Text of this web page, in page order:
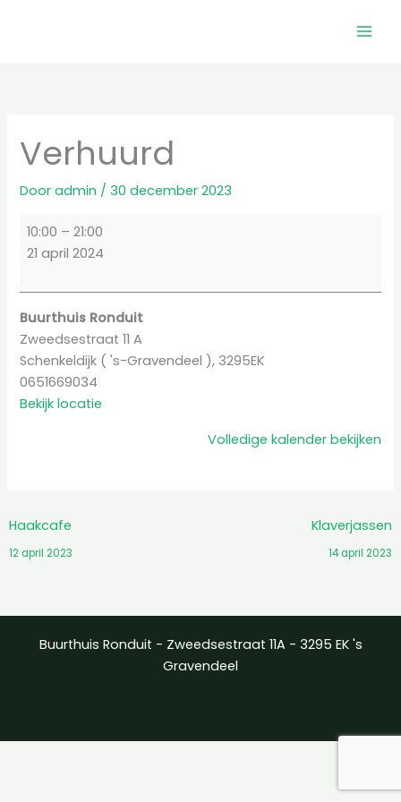
Verhuurd
Dooradmin / 30 december 2023
Verhuurd
10:00 –21:00
21 april 2024
Buurthuis Ronduit
Zweedsestraat 11 A
Schenkeldijk ( 's-Gravendeel ), 3295EK
0651669034
Bekijk locatie
Volledige kalender bekijken
Haakcafe
12 april 2023
Klaverjassen
14 april 2023
Buurthuis Ronduit - Zweedsestraat 11A - 3295 EK 's
Gravendeel